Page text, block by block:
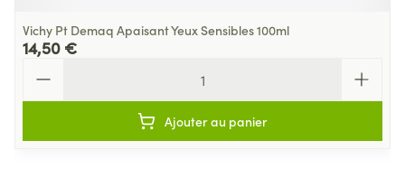
Vichy Pt Demaq Apaisant Yeux Sensibles 100ml
14,50 €
Ajouter au panier